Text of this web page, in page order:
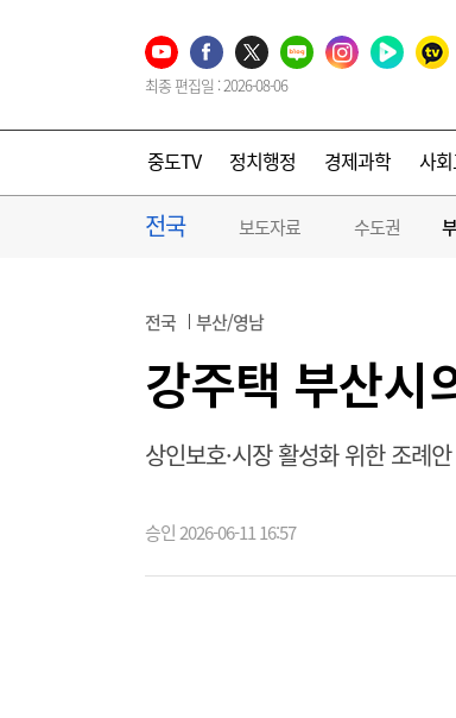
최종 편집일 : 2026-08-06
중도TV 정치행정 경제과학 사
전국 보도자료 수도권
전국 부산/영남
강주택 부산
상인보호·시장 활성화 위한 조례
승인 2026-06-11 16:57